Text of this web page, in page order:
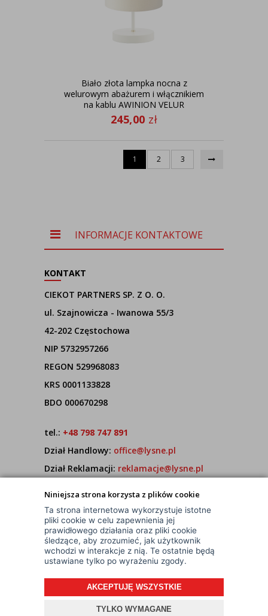
Niniejsza strona korzysta z plików cookie
Ta strona internetowa wykorzystuje istotne
pliki cookie w celu zapewnienia jej
prawidłowego działania oraz pliki cookie
śledzące, aby zrozumieć, jak użytkownik
wchodzi w interakcje z nią. Te ostatnie będą
ustawiane tylko po wyrażeniu zgody.
AKCEPTUJĘ WSZYSTKIE
TYLKO WYMAGANE
Biało złota lampka nocna z
welurowym abażurem i włącznikiem
na kablu AWINION VELUR
245,00 zł
1 2 3
INFORMACJE KONTAKTOWE
KONTAKT
CIEKOT PARTNERS SP. Z O. O.
ul. Szajnowicza - Iwanowa 55/3
42-202 Częstochowa
NIP 5732957266
REGON 529968083
KRS 0001133828
BDO 000670298
tel.: +48 798 747 891
Dział Handlowy: office@lysne.pl
Dział Reklamacji: reklamacje@lysne.pl
7:00 - 15:00
© Wszelkie Prawa Zastrzeżone
Projekt i oprogramowanie sklepu: